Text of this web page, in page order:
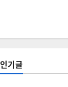
인기글